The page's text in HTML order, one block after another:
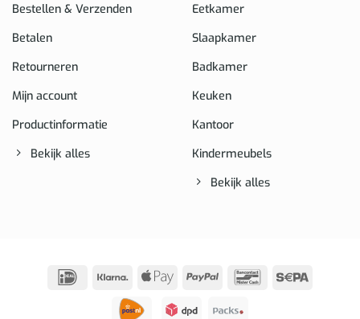
Bestellen & Verzenden
Betalen
Retourneren
Mijn account
Productinformatie
Bekijk alles
Eetkamer
Slaapkamer
Badkamer
Keuken
Kantoor
Kindermeubels
Bekijk alles
IDeal Klarna
Apple
PayPal BancontactSepa